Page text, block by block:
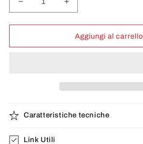
Diminuisci
quantità
per
VO
Aumenta
quantità
per
300
VO
Aggiungi al carrello
Caratteristiche tecniche
Link Utili